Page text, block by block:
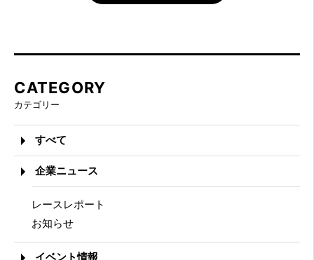
CATEGORY
カテゴリー
すべて
企業ニュース
レースレポート
お知らせ
イベント情報